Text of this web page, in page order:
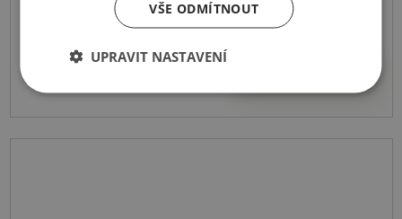
2055 Kč
VŠE ODMÍTNOUT
UPRAVIT NASTAVENÍ